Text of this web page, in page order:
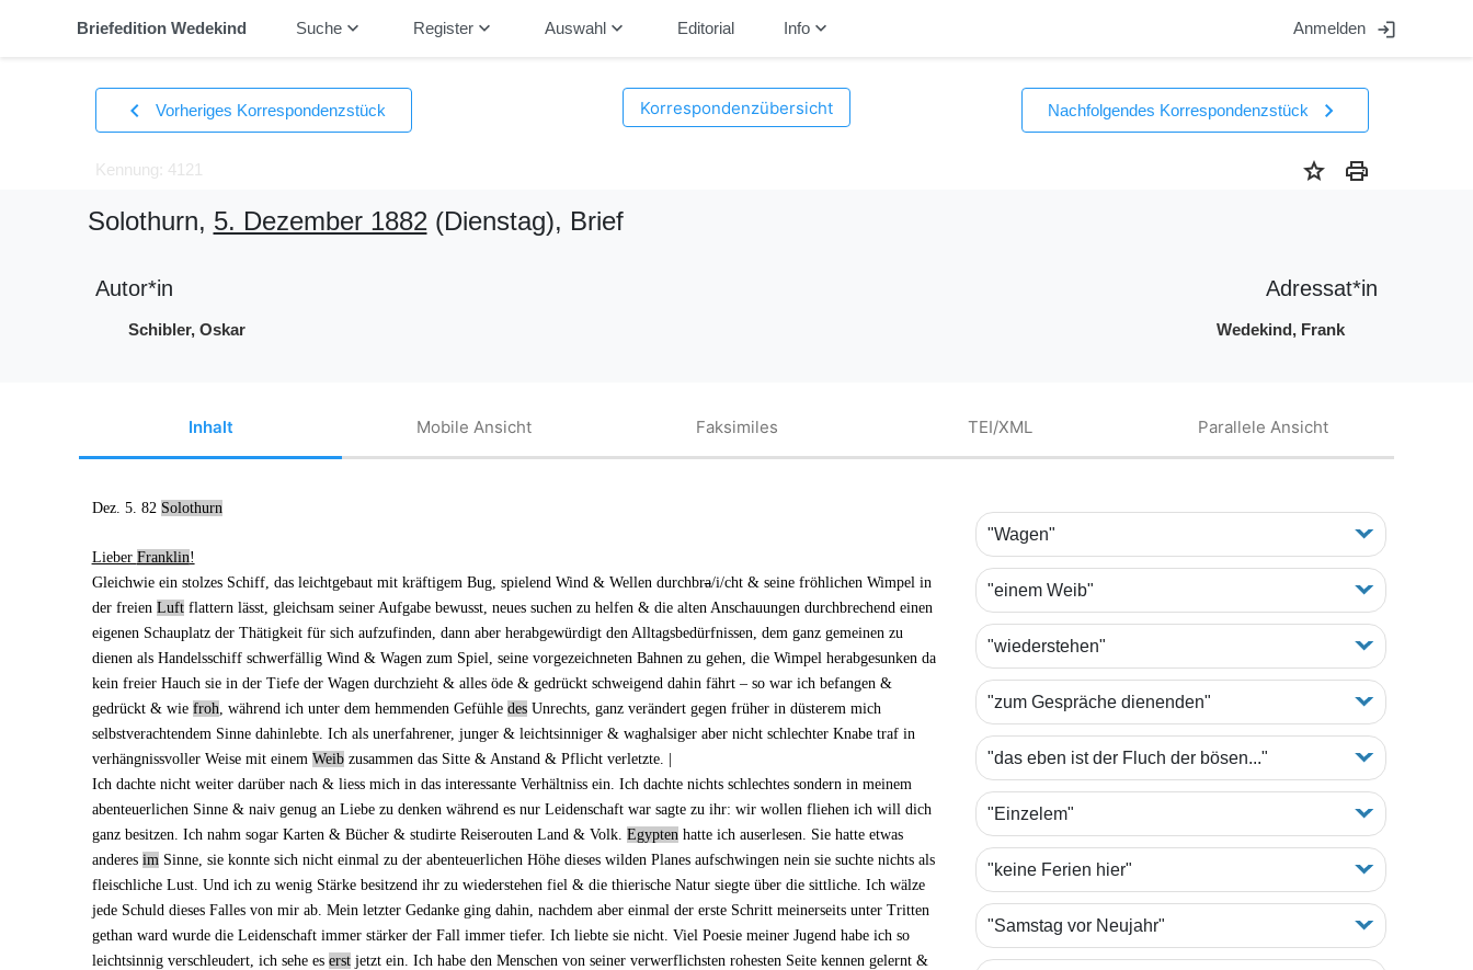
Briefedition Wedekind Suchekeyboard_arrow_down Registerkeyboard_arrow_down Auswahlkeyboard_arrow_down Editorial Infokeyboard_arrow_down Anmelden login
chevron_left Vorheriges Korrespondenzstück Korrespondenzübersicht Nachfolgendes Korrespondenzstück chevron_right
Kennung: 4121 star print
Solothurn, 5. Dezember 1882(Dienstag), Brief
Autor*in
Schibler, Oskar
Adressat*in
Wedekind, Frank
Inhalt Mobile Ansicht Faksimiles TEI/XML Parallele Ansicht
Dez. 5. 82 Solothurn
Lieber Franklin!
Gleichwie ein stolzes Schiff, das leichtgebaut mit kräftigem Bug, spielend Wind & Wellen durchbra/i/cht & seine fröhlichen Wimpel in
der freien Luftflattern lässt, gleichsam seiner Aufgabe bewusst, neues suchen zu helfen & die alten Anschauungen durchbrechend einen
eigenen Schauplatz der Thätigkeit für sich aufzufinden, dann aber herabgewürdigt den Alltagsbedürfnissen, dem ganz gemeinen zu
dienen als Handelsschiff schwerfällig Wind & Wagen zum Spiel, seine vorgezeichneten Bahnen zu gehen, die Wimpel herabgesunken da
kein freier Hauch sie in der Tiefe der Wagen durchzieht & alles öde & gedrückt schweigend dahin fährt – so war ich befangen &
gedrückt & wie froh , während ich unter dem hemmenden Gefühle desUnrechts, ganz verändert gegen früher in düsterem mich
selbstverachtendem Sinne dahinlebte. Ich als unerfahrener, junger & leichtsinniger & waghalsiger aber nicht schlechter Knabe traf in
verhängnissvoller Weise mit einem Weibzusammen das Sitte & Anstand & Pflicht verletzte. |
Ich dachte nicht weiter darüber nach & liess mich in das interessante Verhältniss ein. Ich dachte nichts schlechtes sondern in meinem
abenteuerlichen Sinne & naiv genug an Liebe zu denken während es nur Leidenschaft war sagte zu ihr: wir wollen fliehen ich will dich
ganz besitzen. Ich nahm sogar Karten & Bücher & studirte Reiserouten Land & Volk. Egypten hatte ich auserlesen. Sie hatte etwas
anderes im Sinne, sie konnte sich nicht einmal zu der abenteuerlichen Höhe dieses wilden Planes aufschwingen nein sie suchte nichts als
fleischliche Lust. Und ich zu wenig Stärke besitzend ihr zu wiederstehen fiel & die thierische Natur siegte über die sittliche. Ich wälze
jede Schuld dieses Falles von mir ab. Mein letzter Gedanke ging dahin, nachdem aber einmal der erste Schritt meinerseits unter Tritten
gethan ward wurde die Leidenschaft immer stärker der Fall immer tiefer. Ich liebte sie nicht. Viel Poesie meiner Jugend habe ich so
leichtsinnig verschleudert, ich sehe es erstjetzt ein. Ich habe den Menschen von seiner verwerflichsten rohesten Seite kennen gelernt &
"Wagen"
"einem Weib"
"wiederstehen"
"zum Gespräche dienenden"
"das eben ist der Fluch der bösen..."
"Einzelem"
"keine Ferien hier"
"Samstag vor Neujahr"